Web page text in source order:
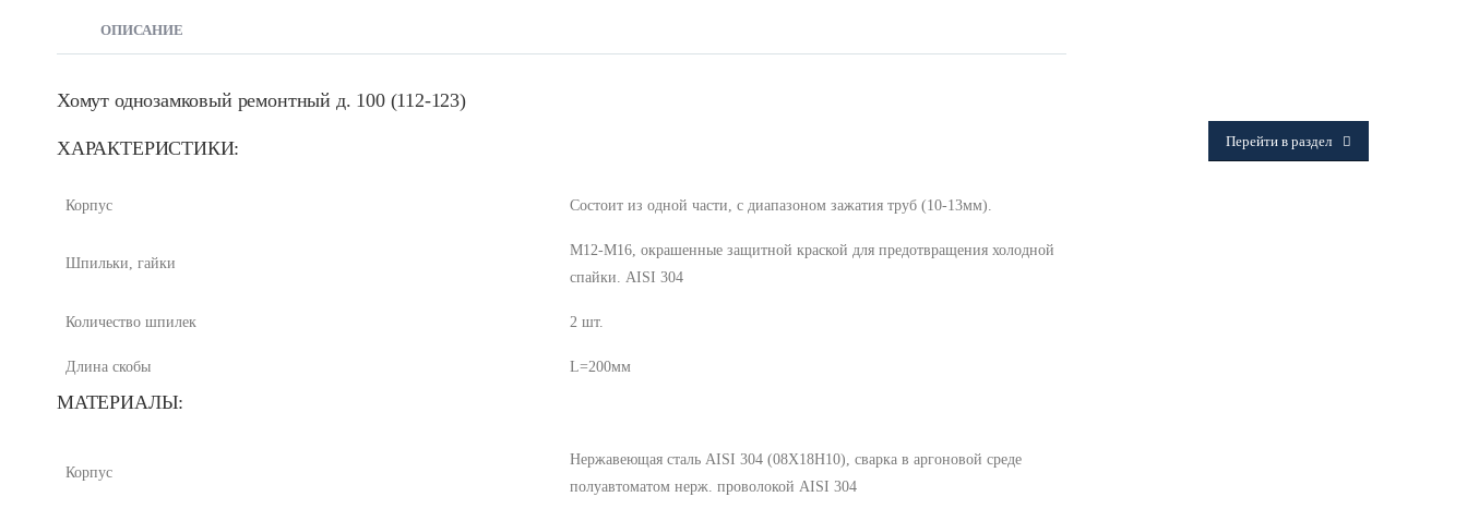
ОПИСАНИЕ
Хомут однозамковый ремонтный д. 100 (112-123)
ХАРАКТЕРИСТИКИ:
Корпус Cостоит из одной части, с диапазоном зажатия труб (10-13мм).
Шпильки, гайки
М12-М16, окрашенные защитной краской для предотвращения холодной
спайки. AISI 304
Количество шпилек 2 шт.
Длина скобы L=200мм
МАТЕРИАЛЫ:
Корпус
Нержавеющая сталь AISI 304 (08Х18Н10), сварка в аргоновой среде
полуавтоматом нерж. проволокой AISI 304
Перейти в раздел